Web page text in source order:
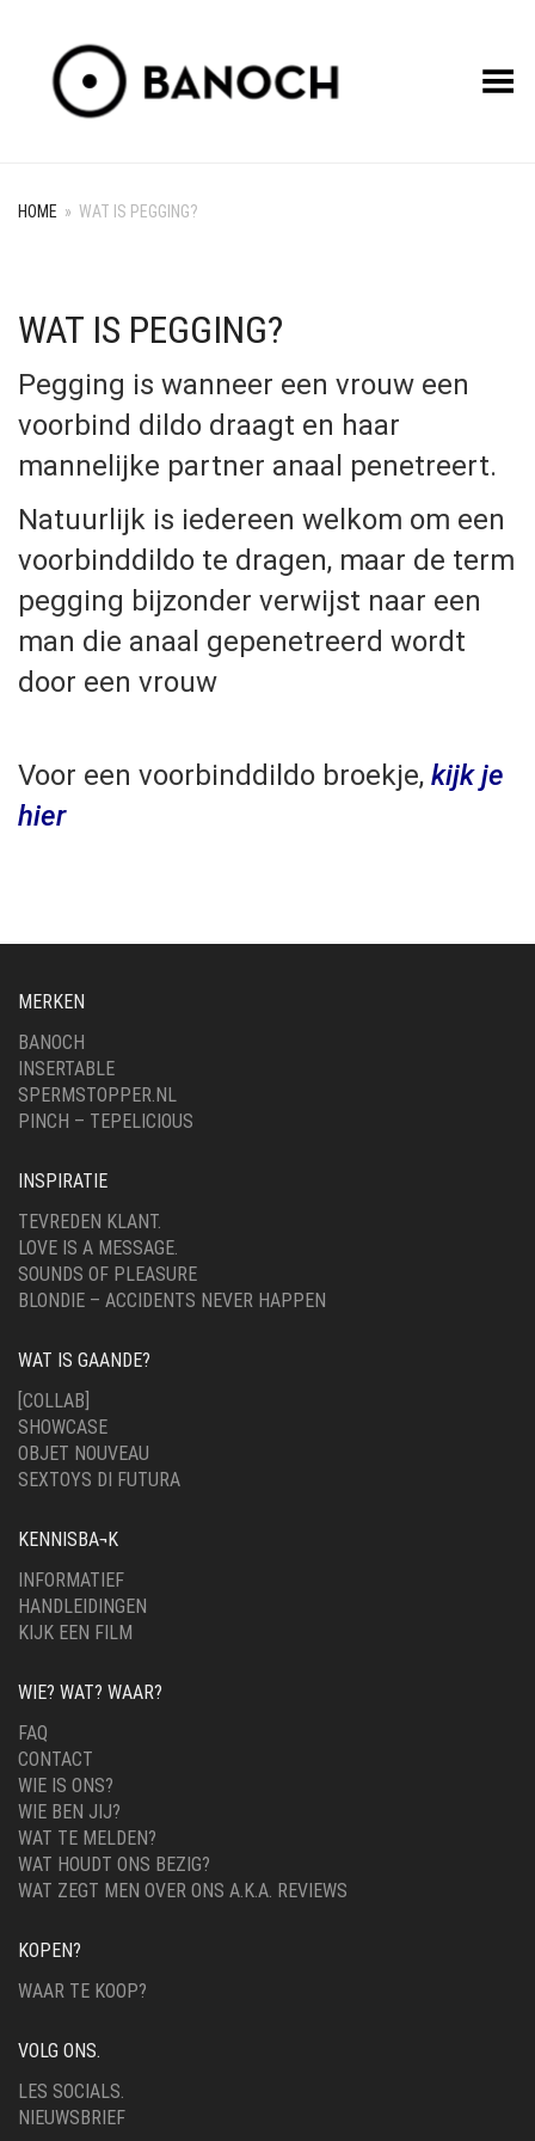
Toggle Menu
HOME » WAT IS PEGGING?
WAT IS PEGGING?
Pegging is wanneer een vrouw een
voorbind dildo draagt en haar
mannelijke partner anaal penetreert.
Natuurlijk is iedereen welkom om een
voorbinddildo te dragen, maar de term
pegging bijzonder verwijst naar een
man die anaal gepenetreerd wordt
door een vrouw
Voor een voorbinddildo broekje, kijk je
hier
MERKEN
BANOCH
INSERTABLE
SPERMSTOPPER.NL
PINCH – TEPELICIOUS
INSPIRATIE
TEVREDEN KLANT.
LOVE IS A MESSAGE.
SOUNDS OF PLEASURE
BLONDIE – ACCIDENTS NEVER HAPPEN
WAT IS GAANDE?
[COLLAB]
SHOWCASE
OBJET NOUVEAU
SEXTOYS DI FUTURA
KENNISBA¬K
INFORMATIEF
HANDLEIDINGEN
KIJK EEN FILM
WIE? WAT? WAAR?
FAQ
CONTACT
WIE IS ONS?
WIE BEN JIJ?
WAT TE MELDEN?
WAT HOUDT ONS BEZIG?
WAT ZEGT MEN OVER ONS A.K.A. REVIEWS
KOPEN?
WAAR TE KOOP?
VOLG ONS.
LES SOCIALS.
NIEUWSBRIEF